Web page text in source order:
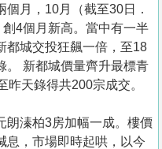
月，10月（截至30日．
4個月新高。當中有一半
都城交投狂飆一倍，至18
。 新都城價量齊升最標青
天錄得共200宗成交。
朗溱柏3房加幅一成。樓價
息，市場即時起哄，以今